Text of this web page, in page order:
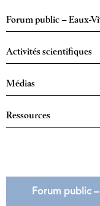
Forum public – Eaux-
Activités scientifiques
Médias
Ressources
Forum public